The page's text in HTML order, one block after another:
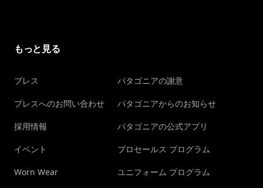
もっと見る
プレス
プレスへのお問い合わせ
採用情報
イベント
Worn Wear
パタゴニアの謝意
パタゴニアからのお知らせ
パタゴニアの公式アプリ
プロセールス プログラム
ユニフォーム プログラム